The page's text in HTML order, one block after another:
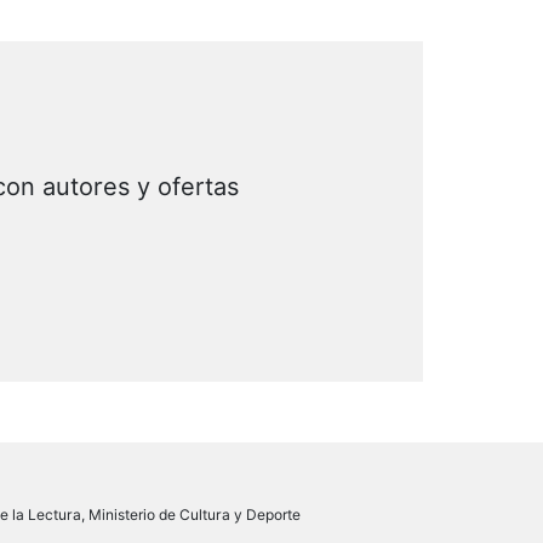
autores y ofertas
la Lectura, Ministerio de Cultura y Deporte